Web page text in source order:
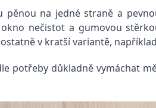
pěnou na jedné straně a
nečistot a gumovou
v kratší variantě,
potřeby důkladně vymáchat